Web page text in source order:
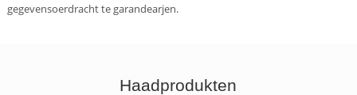
gegevensoerdracht te garandearjen.
Haadprodukten